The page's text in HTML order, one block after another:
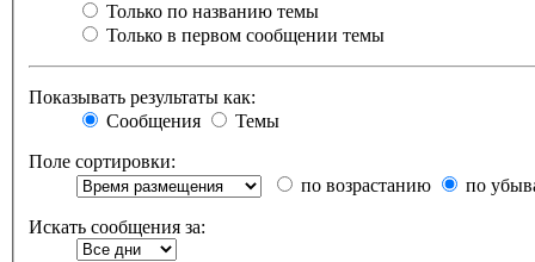
Только по названию темы
Только в первом сообщении темы
Показывать результаты как:
Сообщения
Темы
Поле сортировки:
по возрастанию
по
Искать сообщения за: